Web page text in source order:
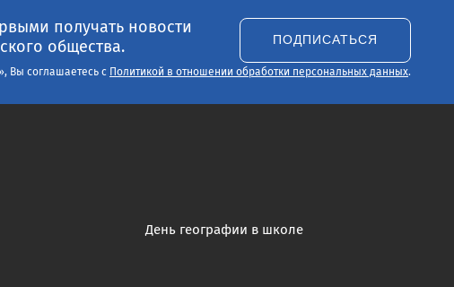
получать новости
общества.
ПОДПИСАТЬСЯ
Вы соглашаетесь с Политикой в отношении обработки персональных данных.
День географии в школе